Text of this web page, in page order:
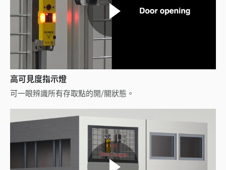
高可見度指示燈
可一眼辨識所有存取點的開/關狀態。